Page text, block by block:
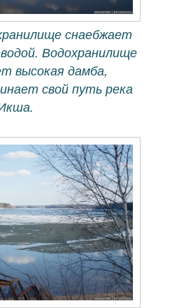
снаебжает
Водохранилище
высокая дамба,
свой путь река